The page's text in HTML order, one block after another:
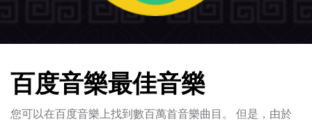
百度音樂最佳音樂
您可以在百度音樂上找到數百萬首音樂曲目。 但是，由於